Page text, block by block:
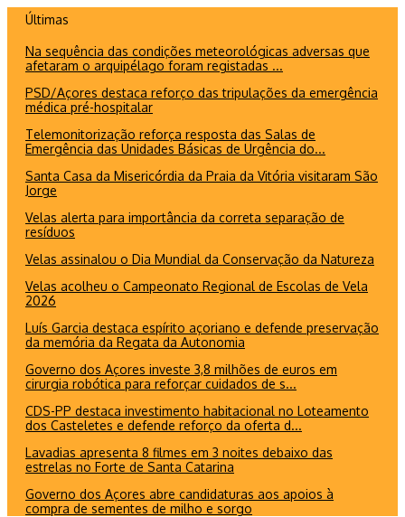
conteúdo
Últimas
Na sequência das condições meteorológicas adversas que
afetaram o arquipélago foram registadas ...
PSD/Açores destaca reforço das tripulações da emergência
médica pré-hospitalar
Telemonitorização reforça resposta das Salas de
Emergência das Unidades Básicas de Urgência do...
Santa Casa da Misericórdia da Praia da Vitória visitaram São
Jorge
Velas alerta para importância da correta separação de
resíduos
Velas assinalou o Dia Mundial da Conservação da Natureza
Velas acolheu o Campeonato Regional de Escolas de Vela
2026
Luís Garcia destaca espírito açoriano e defende preservação
da memória da Regata da Autonomia
Governo dos Açores investe 3,8 milhões de euros em
cirurgia robótica para reforçar cuidados de s...
CDS-PP destaca investimento habitacional no Loteamento
dos Casteletes e defende reforço da oferta d...
Lavadias apresenta 8 filmes em 3 noites debaixo das
estrelas no Forte de Santa Catarina
Governo dos Açores abre candidaturas aos apoios à
compra de sementes de milho e sorgo